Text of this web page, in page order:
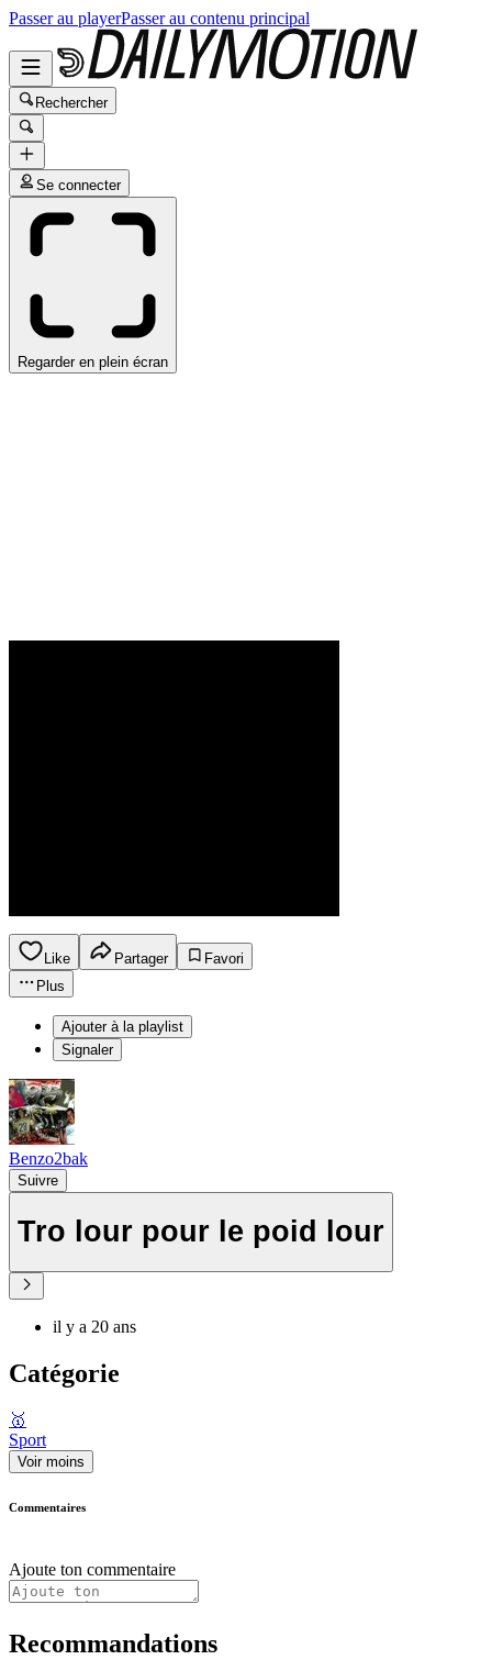
Passer au playerPasser au contenu principal
Rechercher
Se connecter
Regarder en plein écran
Like Partager
Favori
Plus
Ajouter à la playlist
Signaler
Benzo2bak
Suivre
Tro lour pour le poid lour
il y a 20 ans
Catégorie
🥇
Sport
Voir moins
Commentaires
Ajoute ton commentaire
Recommandations